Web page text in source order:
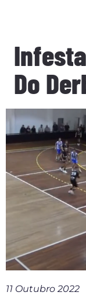
Do
11 Outubro 2022